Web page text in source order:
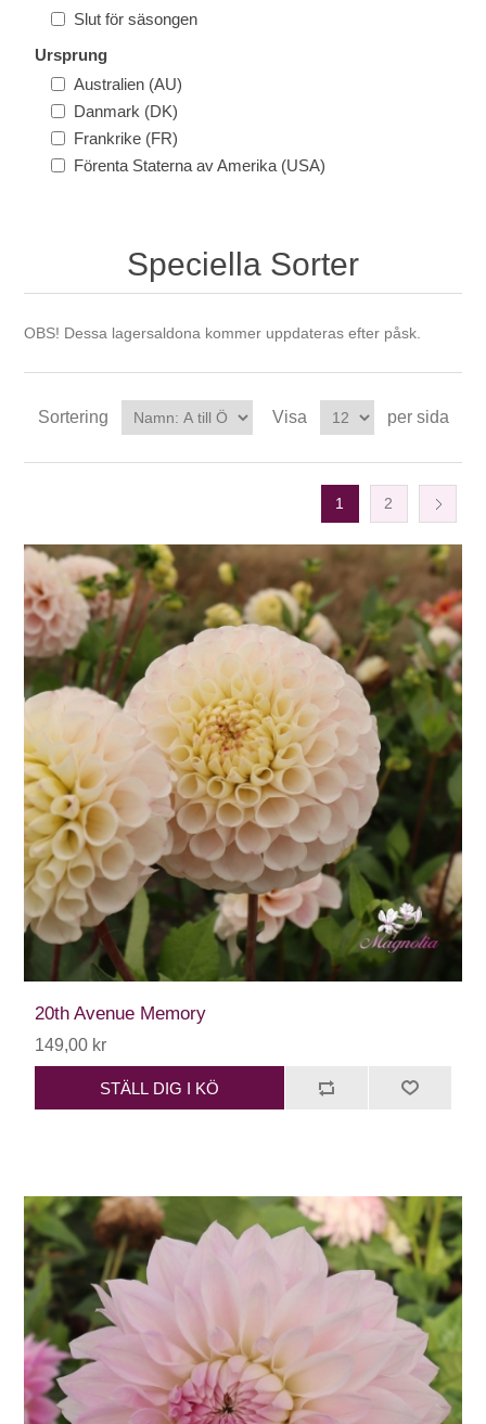
Slut för säsongen
Ursprung
Australien (AU)
Danmark (DK)
Frankrike (FR)
Förenta Staterna av Amerika (USA)
Speciella Sorter
OBS! Dessa lagersaldona kommer uppdateras efter påsk.
Sortering Visa per sida
1 2
20th Avenue Memory
149,00 kr
STÄLL DIG I KÖ